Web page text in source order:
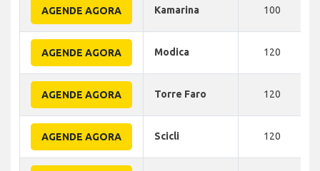
AGENDE AGORA Kamarina 100
AGENDE AGORA Modica 120
AGENDE AGORA Torre Faro 120
AGENDE AGORA Scicli 120